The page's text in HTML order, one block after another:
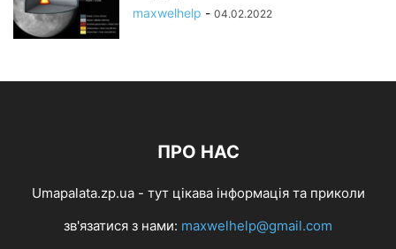
maxwelhelp - 04.02.2022
ПРО НАС
Umapalata.zp.ua - тут цікава інформація та приколи
зв'язатися з нами: maxwelhelp@gmail.com